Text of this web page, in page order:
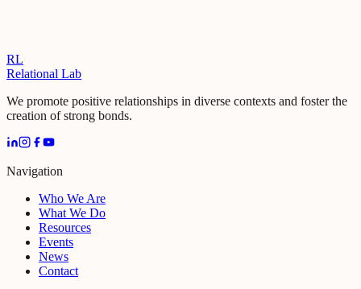
RL
Relational Lab
We promote positive relationships in diverse contexts and foster the
creation of strong bonds.
Navigation
Who We Are
What We Do
Resources
Events
News
Contact